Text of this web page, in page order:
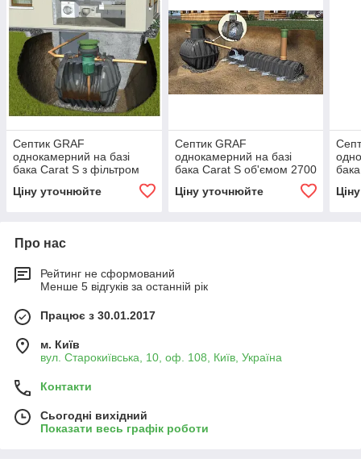
Септик GRAF
однокамерний на базі
бака Carat S з фільтром
6500 л, для людей 9-12
Ціну уточнюйте
Септик GRAF
однокамерний на базі
бака Carat S об'ємом 2700
Ціну уточнюйте
Про нас
Рейтинг не сформований
Менше 5 відгуків за останній рік
Працює з 30.01.2017
м. Київ
вул. Старокиївська, 10, оф. 108, Київ, Україна
Контакти
Сьогодні вихідний
Показати весь графік роботи